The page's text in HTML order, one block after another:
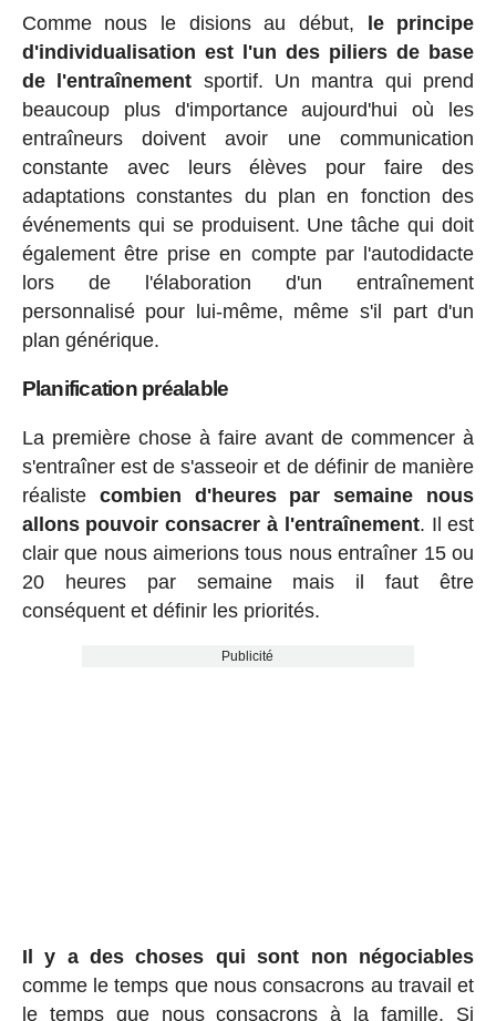
Comme nous le disions au début, le principe
d'individualisation est l'un des piliers de base
de l'entraînement sportif. Un mantra qui prend
beaucoup plus d'importance aujourd'hui où les
entraîneurs doivent avoir une communication
constante avec leurs élèves pour faire des
adaptations constantes du plan en fonction des
événements qui se produisent. Une tâche qui doit
également être prise en compte par l'autodidacte
lors de l'élaboration d'un entraînement
personnalisé pour lui-même, même s'il part d'un
plan générique.
Planification préalable
La première chose à faire avant de commencer à
s'entraîner est de s'asseoir et de définir de manière
réaliste combien d'heures par semaine nous
allons pouvoir consacrer à l'entraînement. Il est
clair que nous aimerions tous nous entraîner 15 ou
20 heures par semaine mais il faut être
conséquent et définir les priorités.
Publicité
Il y a des choses qui sont non négociables
comme le temps que nous consacrons au travail et
le temps que nous consacrons à la famille. Si